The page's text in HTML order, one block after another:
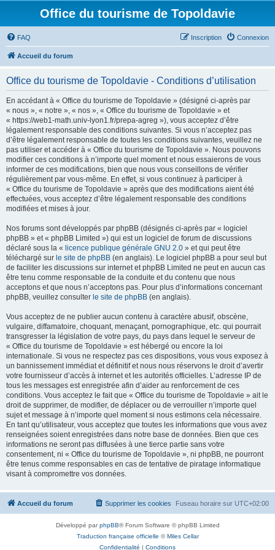
Office du tourisme de Topoldavie
FAQ Connexion
Inscription
Accueil du forum
Office du tourisme de Topoldavie - Conditions d’utilisation
En accédant à « Office du tourisme de Topoldavie » (désigné ci-après par
« nous », « notre », « nos », « Office du tourisme de Topoldavie » et
« https://web1-math.univ-lyon1.fr/prepa-agreg »), vous acceptez d’être
légalement responsable des conditions suivantes. Si vous n’acceptez pas
d’être légalement responsable de toutes les conditions suivantes, veuillez ne
pas utiliser et accéder à « Office du tourisme de Topoldavie ». Nous pouvons
modifier ces conditions à n’importe quel moment et nous essaierons de vous
informer de ces modifications, bien que nous vous conseillons de vérifier
régulièrement par vous-même. En effet, si vous continuez à participer à
« Office du tourisme de Topoldavie » après que des modifications aient été
effectuées, vous acceptez d’être légalement responsable des conditions
modifiées et mises à jour.
Nos forums sont développés par phpBB (désignés ci-après par « logiciel
phpBB » et « phpBB Limited ») qui est un logiciel de forum de discussions
déclaré sous la « licence publique générale GNU 2.0 » et qui peut être
téléchargé sur le site de phpBB (en anglais). Le logiciel phpBB a pour seul but
de faciliter les discussions sur internet et phpBB Limited ne peut en aucun cas
être tenu comme responsable de la conduite et du contenu que nous
acceptons et que nous n’acceptons pas. Pour plus d’informations concernant
phpBB, veuillez consulter le site de phpBB (en anglais).
Vous acceptez de ne publier aucun contenu à caractère abusif, obscène,
vulgaire, diffamatoire, choquant, menaçant, pornographique, etc. qui pourrait
transgresser la législation de votre pays, du pays dans lequel le serveur de
« Office du tourisme de Topoldavie » est hébergé ou encore la loi
internationale. Si vous ne respectez pas ces dispositions, vous vous exposez à
un bannissement immédiat et définitif et nous nous réservons le droit d’avertir
votre fournisseur d’accès à internet et les autorités officielles. L’adresse IP de
tous les messages est enregistrée afin d’aider au renforcement de ces
conditions. Vous acceptez le fait que « Office du tourisme de Topoldavie » ait le
droit de supprimer, de modifier, de déplacer ou de verrouiller n’importe quel
sujet et message à n’importe quel moment si nous estimons cela nécessaire.
En tant qu’utilisateur, vous acceptez que toutes les informations que vous avez
renseignées soient enregistrées dans notre base de données. Bien que ces
informations ne seront pas diffusées à une tierce partie sans votre
consentement, ni « Office du tourisme de Topoldavie », ni phpBB, ne pourront
être tenus comme responsables en cas de tentative de piratage informatique
visant à compromettre vos données.
Accueil du forum Fuseau horaire sur UTC+02:00
Supprimer les cookies
Développé parphpBB® Forum Software © phpBB Limited
Traduction française officielle ©Miles Cellar
Confidentialité | Conditions